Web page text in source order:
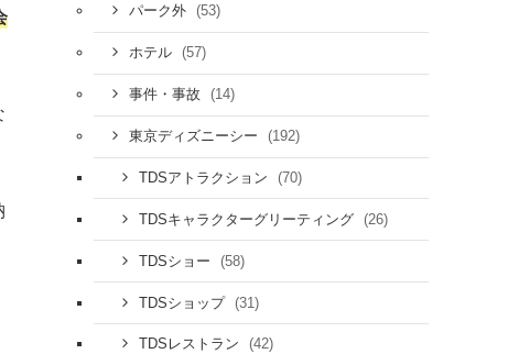
パーク外 (53)
ホテル (57)
事件・事故 (14)
東京ディズニーシー (192)
TDSアトラクション (70)
TDSキャラクターグリーティング (26)
TDSショー (58)
TDSショップ (31)
TDSレストラン (42)